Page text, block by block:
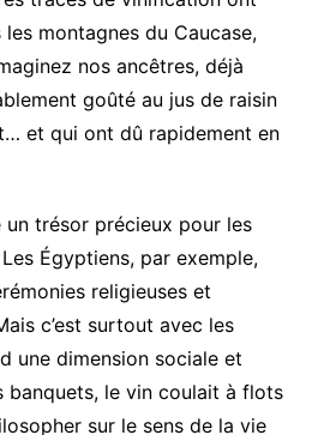
montagnes du Caucase,
nos ancêtres, déjà
goûté au jus de raisin
et qui ont dû rapidement en
un trésor précieux pour les
Égyptiens, par exemple,
religieuses et
c’est surtout avec les
une dimension sociale et
banquets, le vin coulait à flots
sur le sens de la vie